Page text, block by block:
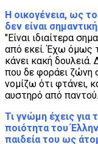
Η οικογένεια, ως
δεν είναι
"Είναι ιδιαίτερα
από εκεί. Έχω όμως
κάνει κακή
που δε φοράει ζώνη
νομίζω ότι φτάνει,
αυστηρό από
Τι γνώμη έχεις για
ποιότητα του
παιδεία του ως